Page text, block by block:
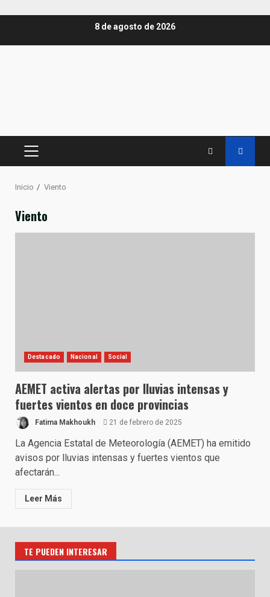
8 de agosto de 2026
MENÚ
Inicio Viento
Viento
Destacado Nacional Social
AEMET activa alertas por lluvias intensas y
fuertes vientos en doce provincias
Fatima Makhoukh 21 de febrero de 2025
La Agencia Estatal de Meteorología (AEMET) ha emitido
avisos por lluvias intensas y fuertes vientos que
afectarán...
Leer Más
TE PUEDEN INTERESAR